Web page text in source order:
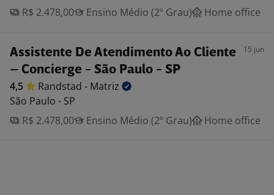
R$ 2.478,00
Ensino Médio (2º Grau) Home office
Assistente De Atendimento Ao Cliente
– Concierge - São Paulo - SP
15 jun
4,5 Randstad - Matriz
São Paulo - SP
R$ 2.478,00
Ensino Médio (2º Grau) Home office